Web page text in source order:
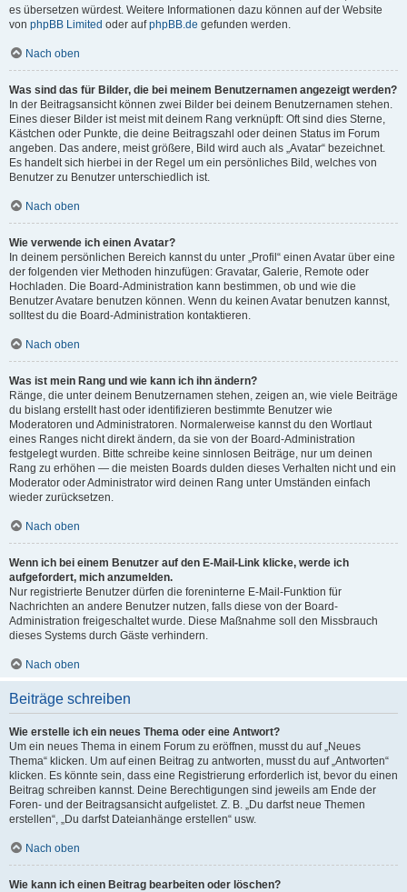
es übersetzen würdest. Weitere Informationen dazu können auf der Website
von phpBB Limited oder aufphpBB.de gefunden werden.
Nach oben
Was sind das für Bilder, die bei meinem Benutzernamen angezeigt werden?
In der Beitragsansicht können zwei Bilder bei deinem Benutzernamen stehen.
Eines dieser Bilder ist meist mit deinem Rang verknüpft: Oft sind dies Sterne,
Kästchen oder Punkte, die deine Beitragszahl oder deinen Status im Forum
angeben. Das andere, meist größere, Bild wird auch als „Avatar“ bezeichnet.
Es handelt sich hierbei in der Regel um ein persönliches Bild, welches von
Benutzer zu Benutzer unterschiedlich ist.
Nach oben
Wie verwende ich einen Avatar?
In deinem persönlichen Bereich kannst du unter „Profil“ einen Avatar über eine
der folgenden vier Methoden hinzufügen: Gravatar, Galerie, Remote oder
Hochladen. Die Board-Administration kann bestimmen, ob und wie die
Benutzer Avatare benutzen können. Wenn du keinen Avatar benutzen kannst,
solltest du die Board-Administration kontaktieren.
Nach oben
Was ist mein Rang und wie kann ich ihn ändern?
Ränge, die unter deinem Benutzernamen stehen, zeigen an, wie viele Beiträge
du bislang erstellt hast oder identifizieren bestimmte Benutzer wie
Moderatoren und Administratoren. Normalerweise kannst du den Wortlaut
eines Ranges nicht direkt ändern, da sie von der Board-Administration
festgelegt wurden. Bitte schreibe keine sinnlosen Beiträge, nur um deinen
Rang zu erhöhen — die meisten Boards dulden dieses Verhalten nicht und ein
Moderator oder Administrator wird deinen Rang unter Umständen einfach
wieder zurücksetzen.
Nach oben
Wenn ich bei einem Benutzer auf den E-Mail-Link klicke, werde ich
aufgefordert, mich anzumelden.
Nur registrierte Benutzer dürfen die foreninterne E-Mail-Funktion für
Nachrichten an andere Benutzer nutzen, falls diese von der Board-
Administration freigeschaltet wurde. Diese Maßnahme soll den Missbrauch
dieses Systems durch Gäste verhindern.
Nach oben
Beiträge schreiben
Wie erstelle ich ein neues Thema oder eine Antwort?
Um ein neues Thema in einem Forum zu eröffnen, musst du auf „Neues
Thema“ klicken. Um auf einen Beitrag zu antworten, musst du auf „Antworten“
klicken. Es könnte sein, dass eine Registrierung erforderlich ist, bevor du einen
Beitrag schreiben kannst. Deine Berechtigungen sind jeweils am Ende der
Foren- und der Beitragsansicht aufgelistet. Z. B. „Du darfst neue Themen
erstellen“, „Du darfst Dateianhänge erstellen“ usw.
Nach oben
Wie kann ich einen Beitrag bearbeiten oder löschen?